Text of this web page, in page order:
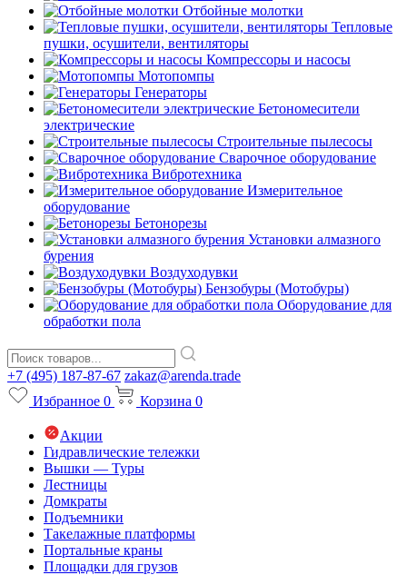
Отбойные молотки
Тепловые
пушки, осушители, вентиляторы
Компрессоры и насосы
Мотопомпы
Генераторы
Бетономесители
электрические
Строительные пылесосы
Сварочное оборудование
Вибротехника
Измерительное
оборудование
Бетонорезы
Установки алмазного
бурения
Воздуходувки
Бензобуры (Мотобуры)
Оборудование для
обработки пола
+7 (495) 187-87-67 zakaz@arenda.trade
Избранное 0 Корзина 0
Акции
Гидравлические тележки
Вышки — Туры
Лестницы
Домкраты
Подъемники
Такелажные платформы
Портальные краны
Площадки для грузов